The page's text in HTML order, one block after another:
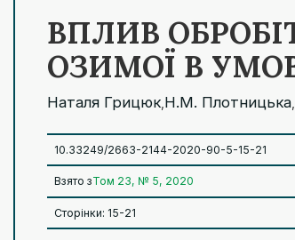
ВПЛИВ
ОЗИМОЇ В
Наталя Грицюк Н.М. Плотницька
10.33249/2663-2144-2020-90-5-15-21
Взято зТом 23, № 5, 2020
Сторінки: 15-21